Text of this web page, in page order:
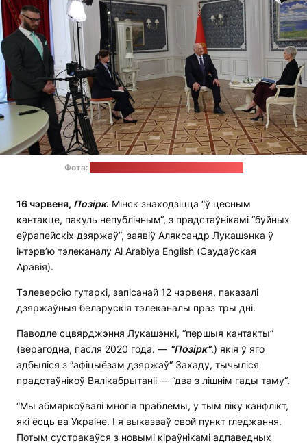
Фота:
16 чэрвеня, Позірк. Мінск знаходзіцца “ў цесным
кантакце, пакуль непублічным“, з прадстаўнікамі “буйных
еўрапейскіх дзяржаў”, заявіў Аляксандр Лукашэнка ў
інтэрв’ю тэлеканалу Al Arabiya English (Саудаўская
Аравія).
Тэлеверсію гутаркі, запісанай 12 чэрвеня, паказалі
дзяржаўныя беларускія тэлеканалы праз тры дні.
Паводле сцвярджэння Лукашэнкі, “першыя кантакты”
(верагодна, пасля 2020 года. — “Позірк“.) якія ў яго
адбыліся з “афіцыёзам дзяржаў“ Захаду, тычыліся
прадстаўнікоў Вялікабрытаніі — “два з лішнім гады таму“.
“Мы абмяркоўвалі многія праблемы, у тым ліку канфлікт,
які ёсць ва Украіне. І я выказваў свой пункт гледжання.
Потым сустракаўся з новымі кіраўнікамі адпаведных